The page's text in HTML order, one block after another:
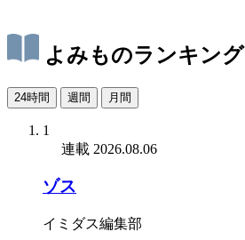
よみものランキング
24時間 週間 月間
1
連載 2026.08.06
ゾス
イミダス編集部